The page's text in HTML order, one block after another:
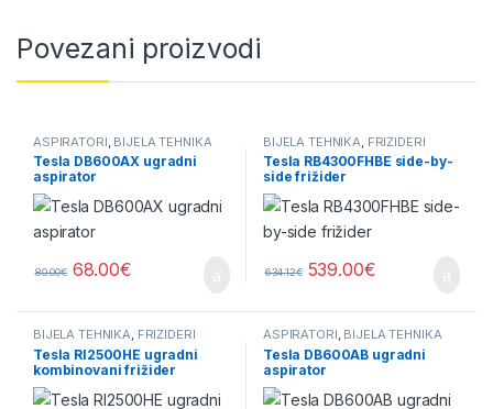
Povezani proizvodi
ASPIRATORI BIJELA TEHNIKA
Tesla DB600AX ugradni
aspirator
80.00€ 68.00€
BIJELA TEHNIKA FRIŽIDERI
Tesla RB4300FHBE side-by-
side frižider
634.12€ 539.00€
BIJELA TEHNIKA, FRIŽIDERI
Tesla RI2500HE ugradni
kombinovani frižider
ASPIRATORI, BIJELA TEHNIKA
Tesla DB600AB ugradni
aspirator